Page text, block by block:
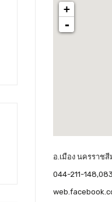
+
-
อ.เมือง นครราชสี
044-211-